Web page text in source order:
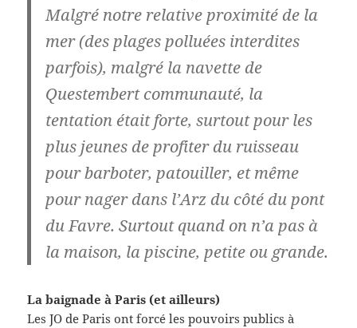
Malgré notre relative proximité de la
mer (des plages polluées interdites
parfois), malgré la navette de
Questembert communauté, la
tentation était forte, surtout pour les
plus jeunes de profiter du ruisseau
pour barboter, patouiller, et même
pour nager dans l’Arz du côté du pont
du Favre. Surtout quand on n’a pas à
la maison, la piscine, petite ou grande.
La baignade à Paris (et ailleurs)
Les JO de Paris ont forcé les pouvoirs publics à